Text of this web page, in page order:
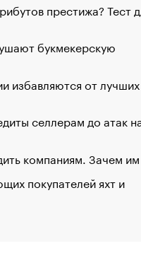
престижа? Тест
букмекерскую
избавляются от лучших
селлерам до атак
компаниям. Зачем
покупателей яхт и